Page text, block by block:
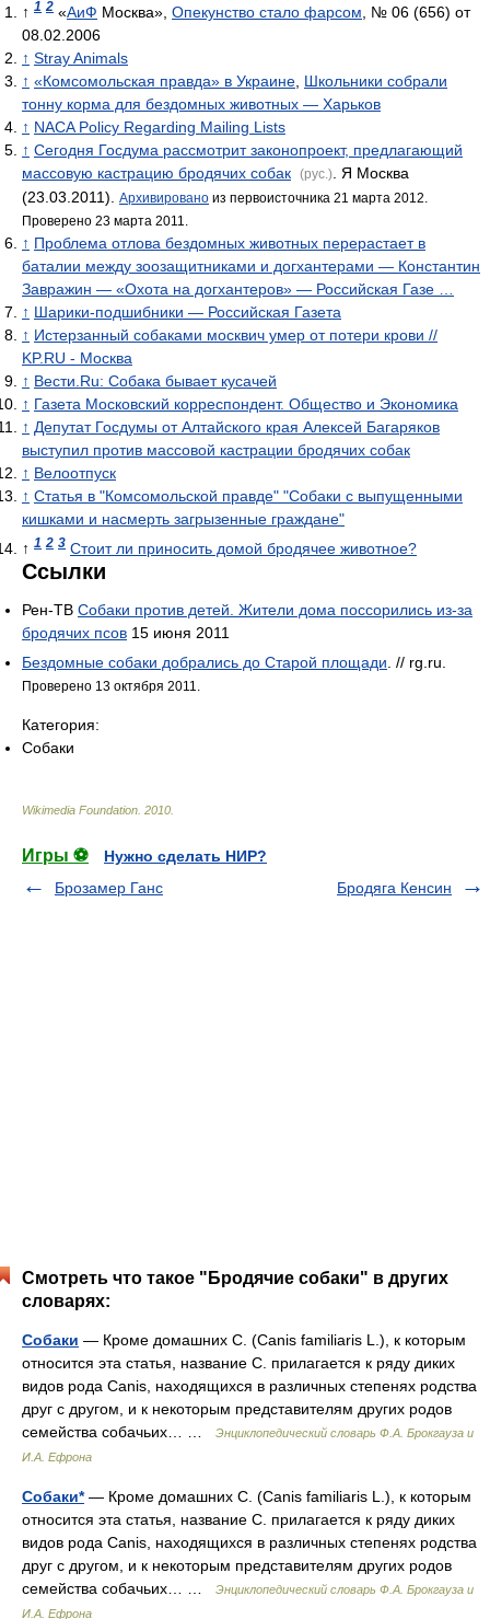
↑ 1 2 «АиФ Москва», Опекунство стало фарсом , № 06 (656) от
08.02.2006
↑ Stray Animals
↑ «Комсомольская правда» в Украине Школьники собрали
тонну корма для бездомных животных — Харьков
↑ NACA Policy Regarding Mailing Lists
↑ Сегодня Госдума рассмотрит законопроект, предлагающий
массовую кастрацию бродячих собак (рус.) . Я Москва
(23.03.2011).
Архивировано из первоисточника 21 марта 2012.
Проверено 23 марта 2011.
↑ Проблема отлова бездомных животных перерастает в
баталии между зоозащитниками и догхантерами — Константин
Завражин — «Охота на догхантеров» — Российская Газе …
↑ Шарики-подшибники — Российская Газета
↑ Истерзанный собаками москвич умер от потери крови //
KP.RU - Москва
↑ Вести.Ru: Собака бывает кусачей
↑ Газета Московский корреспондент. Общество и Экономика
↑ Депутат Госдумы от Алтайского края Алексей Багаряков
выступил против массовой кастрации бродячих собак
↑ Велоотпуск
↑ Cтатья в "Комсомольской правде" "Собаки с выпущенными
кишками и насмерть загрызенные граждане"
↑ 1 2 3 Стоит ли приносить домой бродячее животное?
Ссылки
Рен-ТВ Собаки против детей. Жители дома поссорились из-за
бродячих псов 15 июня 2011
Бездомные собаки добрались до Старой площади . // rg.ru.
Проверено 13 октября 2011.
Категория:
Собаки
Wikimedia Foundation 2010
Игры ⚽
Нужно сделать НИР?
Брозамер Ганс
Бродяга Кенсин
Смотреть что такое "Бродячие собаки" в других
словарях:
Собаки — Кроме домашних С. (Canis familiaris L.), к которым
относится эта статья, название С. прилагается к ряду диких
видов рода Canis, находящихся в различных степенях родства
друг с другом, и к некоторым представителям других родов
семейства собачьих… …
Энциклопедический словарь Ф.А. Брокгауза и
И.А. Ефрона
Собаки*— Кроме домашних С. (Canis familiaris L.), к которым
относится эта статья, название С. прилагается к ряду диких
видов рода Canis, находящихся в различных степенях родства
друг с другом, и к некоторым представителям других родов
семейства собачьих… …
Энциклопедический словарь Ф.А. Брокгауза и
И.А. Ефрона